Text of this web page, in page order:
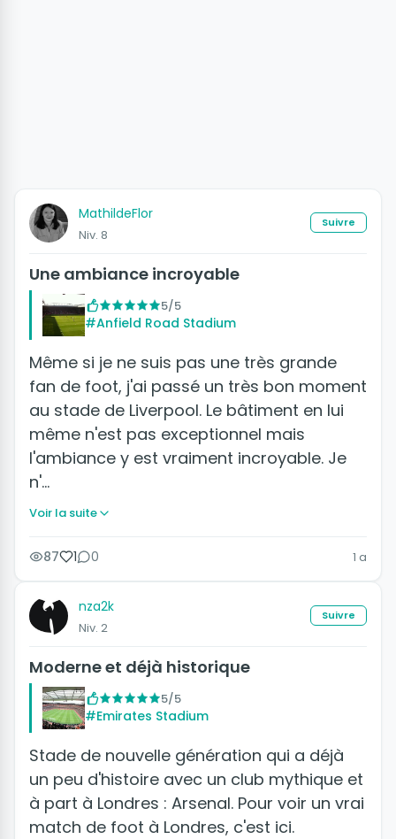
MathildeFlor
Niv. 8
Suivre
Une ambiance incroyable
5/5
#Anfield Road Stadium
Même si je ne suis pas une très grande
fan de foot, j'ai passé un très bon moment
au stade de Liverpool. Le bâtiment en lui
même n'est pas exceptionnel mais
l'ambiance y est vraiment incroyable. Je
n'…
Voir la suite
87 1 0 1 a
nza2k
Niv. 2
Suivre
Moderne et déjà historique
5/5
#Emirates Stadium
Stade de nouvelle génération qui a déjà
un peu d'histoire avec un club mythique et
à part à Londres : Arsenal. Pour voir un vrai
match de foot à Londres, c'est ici.